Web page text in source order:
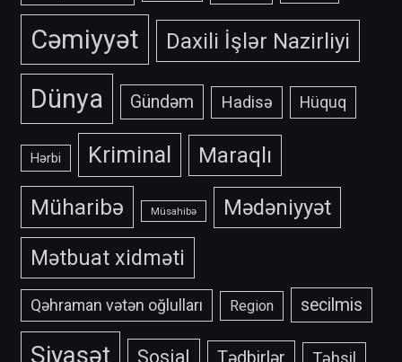
Cəmiyyət Daxili İşlər Nazirliyi
Dünya Gündəm Hadisə Hüquq
Hərbi Kriminal Maraqlı
Müharibə Müsahibə
Mədəniyyət
Mətbuat xidməti
Qəhraman vətən oğlulları Region secilmis
Siyasət Sosial Təhsil